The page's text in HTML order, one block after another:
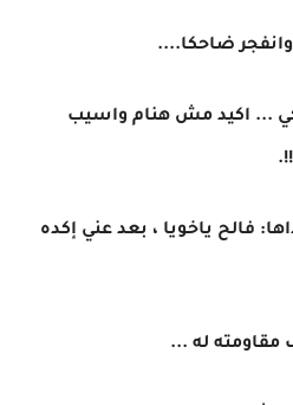
ضاحكا....
... اكيد مش هنام واسيب
فالح ياخويا ، بعد عني إكده
مقاومته له ...